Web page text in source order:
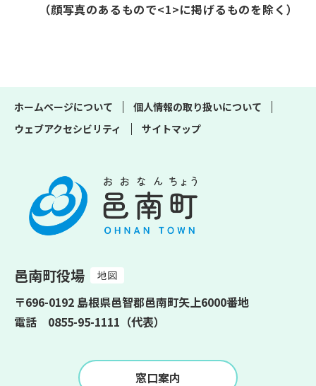
（顔写真のあるもので<1>に掲げるものを除く）
ホームページについて
個人情報の取り扱いについて
ウェブアクセシビリティ
サイトマップ
邑南町役場 地図
〒696-0192 島根県邑智郡邑南町矢上6000番地
電話 0855-95-1111（代表）
窓口案内